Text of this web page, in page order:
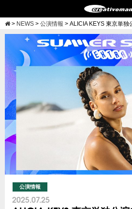
> NEWS > 公演情報 > ALICIA KEYS 東京単独
公演情報
2025.07.25